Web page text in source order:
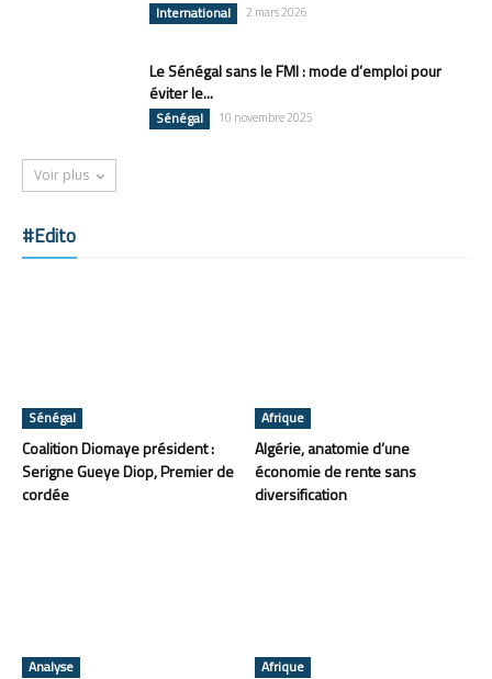
International 2 mars 2026
Le Sénégal sans le FMI : mode d’emploi pour
éviter le...
Sénégal 10 novembre 2025
Voir plus
#Edito
Sénégal
Coalition Diomaye président :
Serigne Gueye Diop, Premier de
cordée
Afrique
Algérie, anatomie d’une
économie de rente sans
diversification
Analyse Afrique